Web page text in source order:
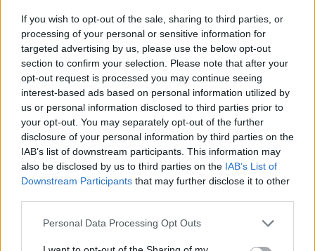
If you wish to opt-out of the sale, sharing to third parties, or
processing of your personal or sensitive information for
targeted advertising by us, please use the below opt-out
section to confirm your selection. Please note that after your
opt-out request is processed you may continue seeing
interest-based ads based on personal information utilized by
us or personal information disclosed to third parties prior to
your opt-out. You may separately opt-out of the further
disclosure of your personal information by third parties on the
IAB’s list of downstream participants. This information may
also be disclosed by us to third parties on the IAB’s List of
Downstream Participants that may further disclose it to other
Personal Data Processing Opt Outs
Deputados do PSD saúdam Banda
Sinfónica da ARMAB pelo 1º lugar no
certame internacional de Valência